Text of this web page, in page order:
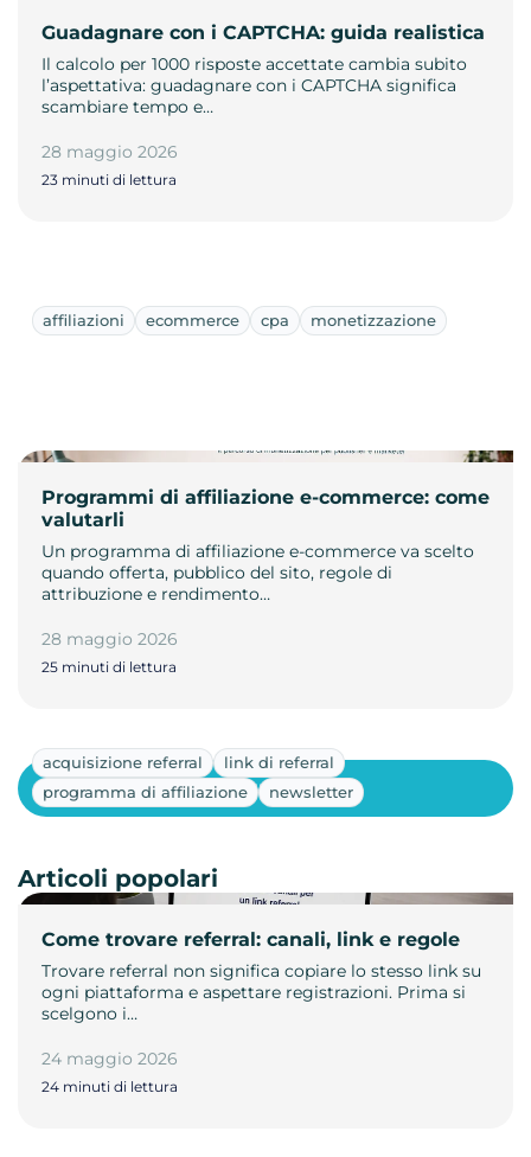
Guadagnare con i CAPTCHA: guida realistica
Il calcolo per 1000 risposte accettate cambia subito
l’aspettativa: guadagnare con i CAPTCHA significa
scambiare tempo e…
28 maggio 2026
23 minuti di lettura
affiliazioni ecommerce cpa monetizzazione
Programmi di affiliazione e-commerce: come
valutarli
Un programma di affiliazione e-commerce va scelto
quando offerta, pubblico del sito, regole di
attribuzione e rendimento…
28 maggio 2026
25 minuti di lettura
acquisizione referral
link di referral
programma di affiliazione
newsletter
Come trovare referral: canali, link e regole
Trovare referral non significa copiare lo stesso link su
ogni piattaforma e aspettare registrazioni. Prima si
scelgono i…
24 maggio 2026
24 minuti di lettura
Mostra altri
Articoli popolari